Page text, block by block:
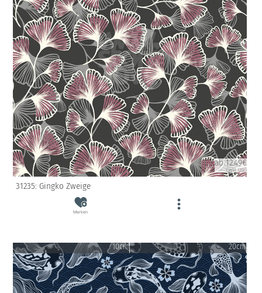
ab 12.49€
(inkl. USt)
31235: Gingko Zweige
Merken
10cm 20cm